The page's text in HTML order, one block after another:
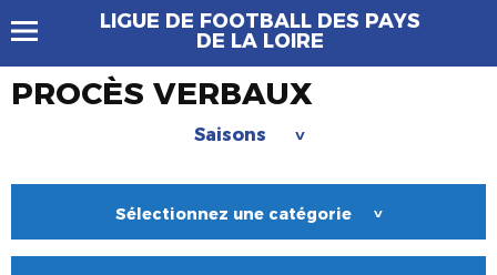
LIGUE DE FOOTBALL DES PAYS
DE LA LOIRE
PROCÈS VERBAUX
Saisons >
Sélectionnez une catégorie >